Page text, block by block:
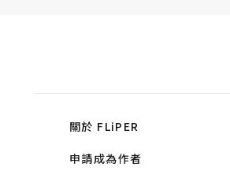
關於 FLiPER
申請成為作者